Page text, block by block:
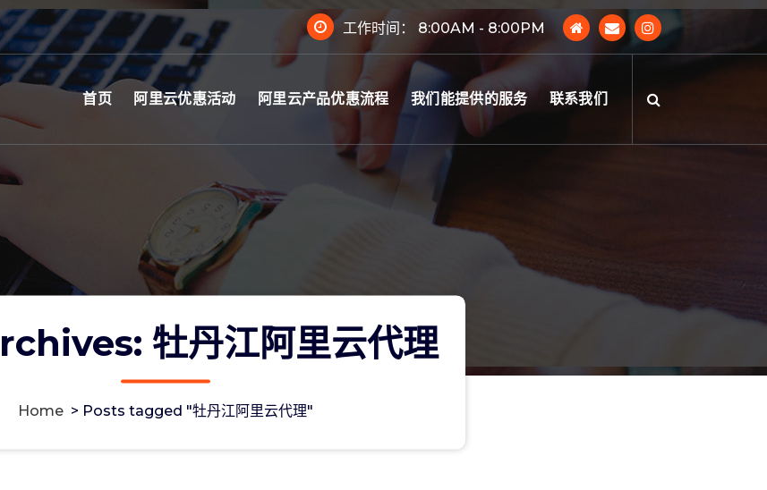
工作时间： 8:00AM - 8:00PM
首页 阿里云优惠活动 阿里云产品优惠流程 我们能提供的服务 联系我们
牡丹江阿里云代理
Home > Posts tagged "牡丹江阿里云代理"